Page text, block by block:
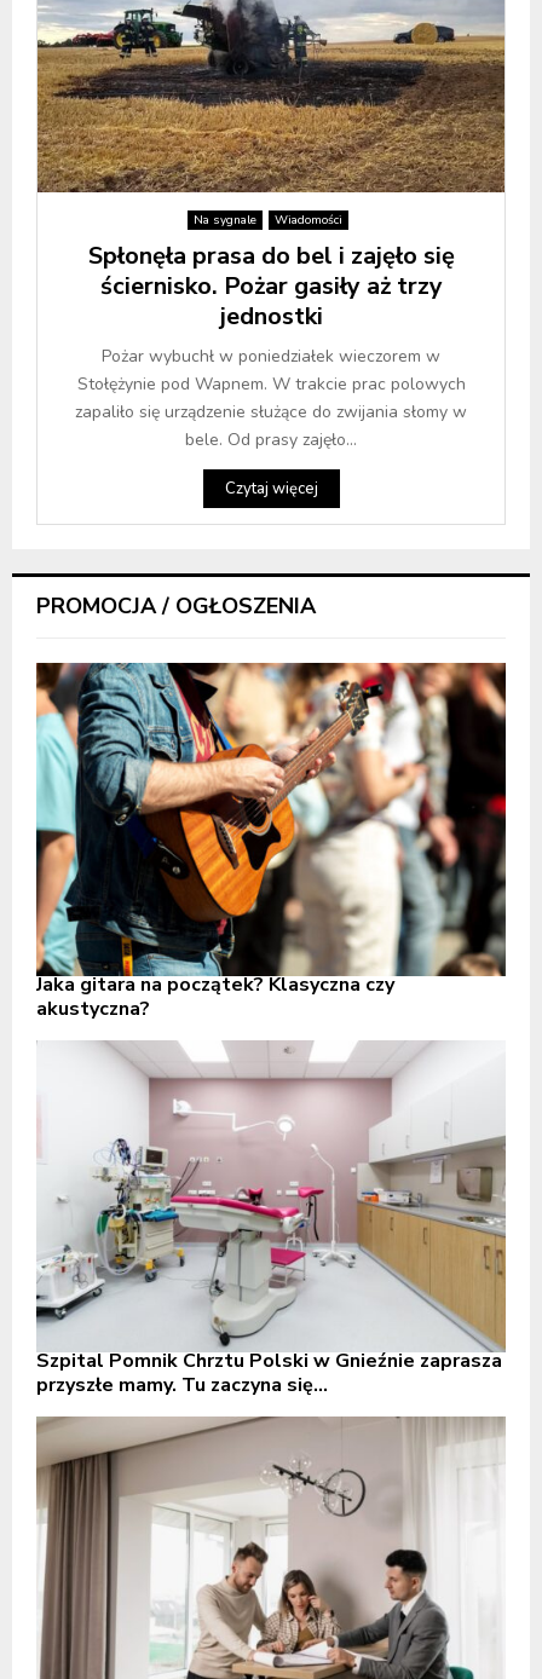
Na sygnale Wiadomości
Spłonęła prasa do bel i zajęło się
ściernisko. Pożar gasiły aż trzy
jednostki
Pożar wybuchł w poniedziałek wieczorem w
Stołężynie pod Wapnem. W trakcie prac polowych
zapaliło się urządzenie służące do zwijania słomy w
bele. Od prasy zajęło...
Czytaj więcej
PROMOCJA / OGŁOSZENIA
Jaka gitara na początek? Klasyczna czy
akustyczna?
Szpital Pomnik Chrztu Polski w Gnieźnie zaprasza
przyszłe mamy. Tu zaczyna się...